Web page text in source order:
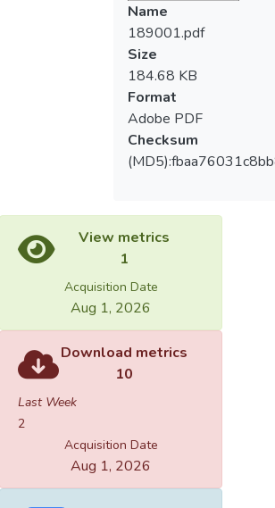
Name
189001.pdf
Size
184.68 KB
Format
Adobe PDF
Checksum
View metrics
1
Acquisition Date
Aug 1, 2026
Download metrics
10
Last Week
2
Acquisition Date
Aug 1, 2026